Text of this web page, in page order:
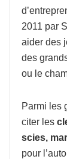
2011 par
aider des
des
ou le
Parmi les
citer les
scies,
pour